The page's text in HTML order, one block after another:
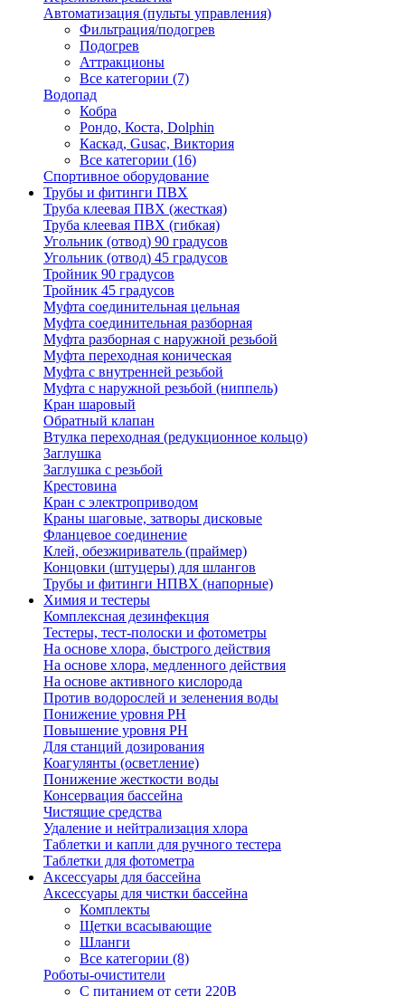
Автоматизация (пульты управления)
Фильтрация/подогрев
Подогрев
Аттракционы
Все категории (7)
Водопад
Кобра
Рондо, Коста, Dolphin
Каскад, Gusac, Виктория
Все категории (16)
Спортивное оборудование
Трубы и фитинги ПВХ
Труба клеевая ПВХ (жесткая)
Труба клеевая ПВХ (гибкая)
Угольник (отвод) 90 градусов
Угольник (отвод) 45 градусов
Тройник 90 градусов
Тройник 45 градусов
Муфта соединительная цельная
Муфта соединительная разборная
Муфта разборная с наружной резьбой
Муфта переходная коническая
Муфта с внутренней резьбой
Муфта с наружной резьбой (ниппель)
Кран шаровый
Обратный клапан
Втулка переходная (редукционное кольцо)
Заглушка
Заглушка с резьбой
Крестовина
Кран с электроприводом
Краны шаговые, затворы дисковые
Фланцевое соединение
Клей, обезжириватель (праймер)
Концовки (штуцеры) для шлангов
Трубы и фитинги НПВХ (напорные)
Химия и тестеры
Комплексная дезинфекция
Тестеры, тест-полоски и фотометры
На основе хлора, быстрого действия
На основе хлора, медленного действия
На основе активного кислорода
Против водорослей и зеленения воды
Понижение уровня РН
Повышение уровня РН
Для станций дозирования
Коагулянты (осветление)
Понижение жесткости воды
Консервация бассейна
Чистящие средства
Удаление и нейтрализация хлора
Таблетки и капли для ручного тестера
Таблетки для фотометра
Аксессуары для бассейна
Аксессуары для чистки бассейна
Комплекты
Щетки всасывающие
Шланги
Все категории (8)
Роботы-очистители
С питанием от сети 220В